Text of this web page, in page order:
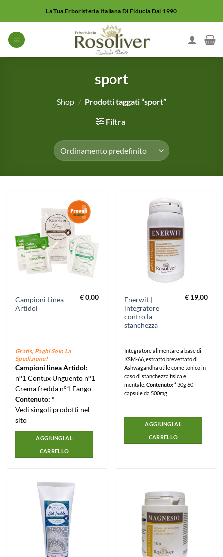
contenuti
La Tua Erboristeria Italiana Di Fiducia Dal 1990
sport
Shop / Prodotti taggati “sport”
Filtra
Campioni Linea
Artidol
€0,00
Gratis, Paghi Solo La
Spedizione!
Campioni linea Artidol:
n°1 Contux Unguento n°1
Crema fredda n°1 Fango
Contenuto: *
Vedi singoli prodotti nel
sito
AGGIUNGI AL
CARRELLO
Enerwit |
integratore
contro la
stanchezza
€19,00
Integratore alimentare a base di
KSM-66, estratto brevettato di
Ashwagandha utile come tonico in
caso di stanchezza fisica e
mentale. Contenuto: *30g 60
capsule da 500mg
AGGIUNGI AL
CARRELLO